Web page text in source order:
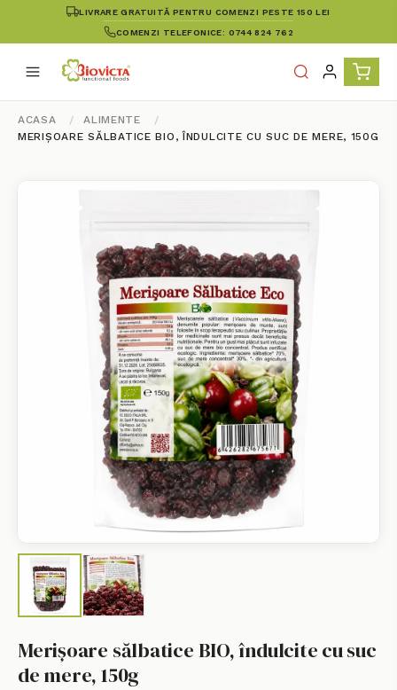
LIVRARE GRATUITĂ PENTRU COMENZI PESTE 150 LEI
COMENZI TELEFONICE: 0744 824 762
ACASA
ALIMENTE
MERIȘOARE SĂLBATICE BIO, ÎNDULCITE CU SUC DE MERE, 150G
Merișoare sălbatice BIO, îndulcite cu suc
de mere, 150g